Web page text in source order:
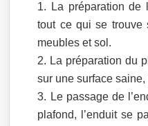
La préparation
tout ce qui se trouve
meubles et sol.
La préparation du
sur une surface
Le passage de
plafond, l’enduit se